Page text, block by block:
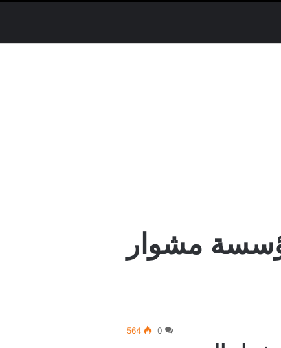
مشوار
0
564